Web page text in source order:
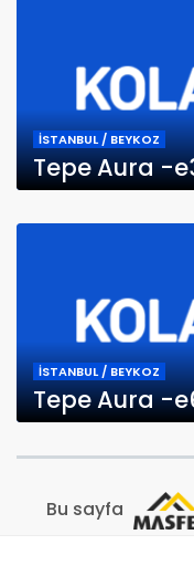
İSTANBUL / BEYKOZ
Tepe Aura -
İSTANBUL / BEYKOZ
Tepe Aura -
Bu sayfa